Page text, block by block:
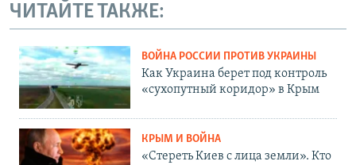
ЧИТАЙТЕ ТАКЖЕ:
ВОЙНА РОССИИ ПРОТИВ УКРАИНЫ
Как Украина берет под контроль
«сухопутный коридор» в Крым
КРЫМ И ВОЙНА
«Стереть Киев с лица земли». Кто